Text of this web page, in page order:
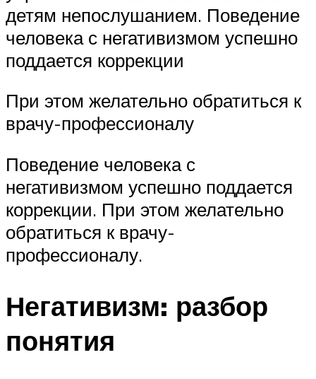
детям непослушанием. Поведение
человека с негативизмом успешно
поддается коррекции
При этом желательно обратиться к
врачу-профессионалу
Поведение человека с
негативизмом успешно поддается
коррекции. При этом желательно
обратиться к врачу-
профессионалу.
Негативизм: разбор
понятия